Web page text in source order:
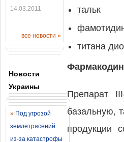
14.03.2011
все новости »
Новости
Украины
» Под угрозой
землетрясений
из-за катастрофы
тальк
титана
Препарат
базальную,
продукции